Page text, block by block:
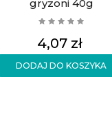
gryzoni 40g
Cena
4,07 zł
DODAJ DO KOSZYKA